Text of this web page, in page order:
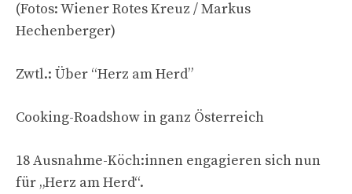
(Fotos: Wiener Rotes Kreuz / Markus
Hechenberger)
Zwtl.: Über “Herz am Herd”
Cooking-Roadshow in ganz Österreich
18 Ausnahme-Köch:innen engagieren sich nun
für „Herz am Herd“.